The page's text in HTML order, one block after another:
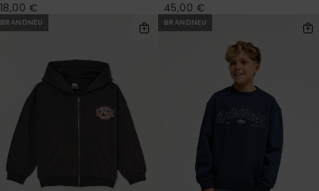
18,00 € 45,00 €
BRANDNEU BRANDNEU